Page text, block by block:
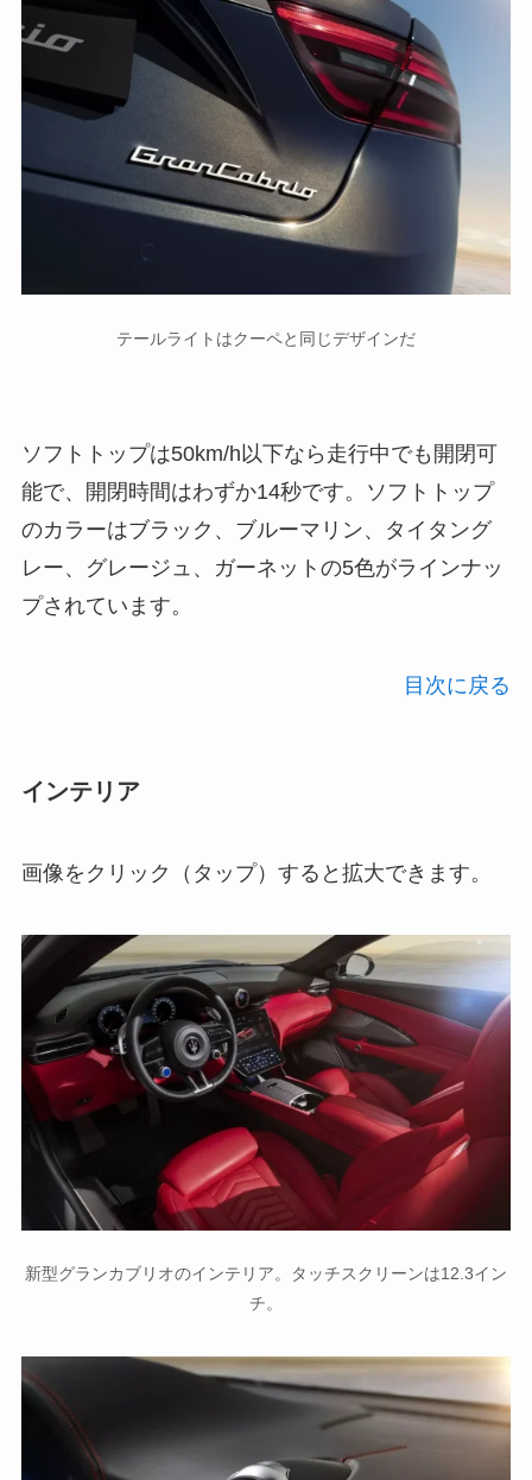
テールライトはクーペと同じデザインだ
ソフトトップは50km/h以下なら走行中でも開閉可
能で、開閉時間はわずか14秒です。ソフトトップ
のカラーはブラック、ブルーマリン、タイタング
レー、グレージュ、ガーネットの5色がラインナッ
プされています。
目次に戻る
インテリア
画像をクリック（タップ）すると拡大できます。
新型グランカブリオのインテリア。タッチスクリーンは12.3イン
チ。